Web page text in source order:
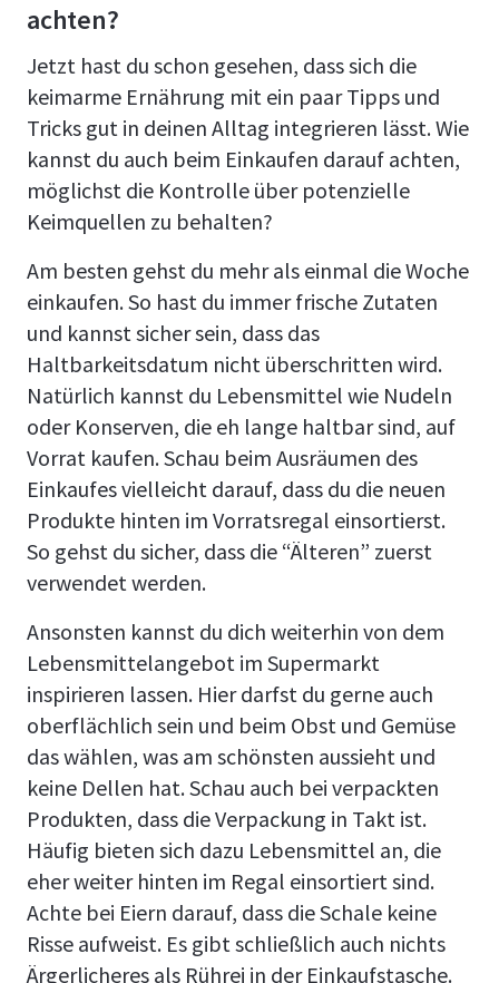
achten?
Jetzt hast du schon gesehen, dass sich die
keimarme Ernährung mit ein paar Tipps und
Tricks gut in deinen Alltag integrieren lässt. Wie
kannst du auch beim Einkaufen darauf achten,
möglichst die Kontrolle über potenzielle
Keimquellen zu behalten?
Am besten gehst du mehr als einmal die Woche
einkaufen. So hast du immer frische Zutaten
und kannst sicher sein, dass das
Haltbarkeitsdatum nicht überschritten wird.
Natürlich kannst du Lebensmittel wie Nudeln
oder Konserven, die eh lange haltbar sind, auf
Vorrat kaufen. Schau beim Ausräumen des
Einkaufes vielleicht darauf, dass du die neuen
Produkte hinten im Vorratsregal einsortierst.
So gehst du sicher, dass die “Älteren” zuerst
verwendet werden.
Ansonsten kannst du dich weiterhin von dem
Lebensmittelangebot im Supermarkt
inspirieren lassen. Hier darfst du gerne auch
oberflächlich sein und beim Obst und Gemüse
das wählen, was am schönsten aussieht und
keine Dellen hat. Schau auch bei verpackten
Produkten, dass die Verpackung in Takt ist.
Häufig bieten sich dazu Lebensmittel an, die
eher weiter hinten im Regal einsortiert sind.
Achte bei Eiern darauf, dass die Schale keine
Risse aufweist. Es gibt schließlich auch nichts
Ärgerlicheres als Rührei in der Einkaufstasche.